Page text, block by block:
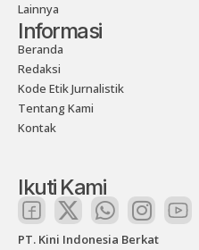
Lainnya
Informasi
Beranda
Redaksi
Kode Etik Jurnalistik
Tentang Kami
Kontak
Ikuti Kami
PT. Kini Indonesia Berkat